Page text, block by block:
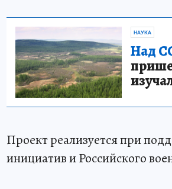
НАУКА
Над
Проект реализуется при
инициатив и Российского